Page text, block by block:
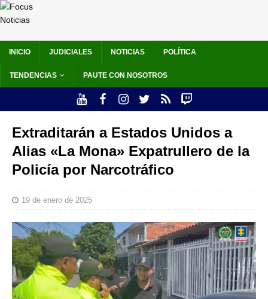
INICIO JUDICIALES NOTICIAS POLÍTICA
TENDENCIAS PAUTE CON NOSOTROS
Extraditarán a Estados Unidos a
Alias «La Mona» Expatrullero de la
Policía por Narcotráfico
19 de enero de 2025